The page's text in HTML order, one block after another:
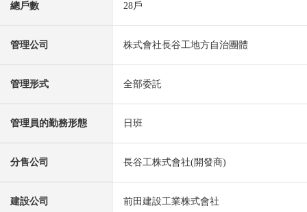
總戶數 28戶
管理公司 株式會社長谷工地方自治團體
管理形式 全部委託
管理員的勤務形態 日班
分售公司 長谷工株式會社(開發商)
建設公司 前田建設工業株式會社